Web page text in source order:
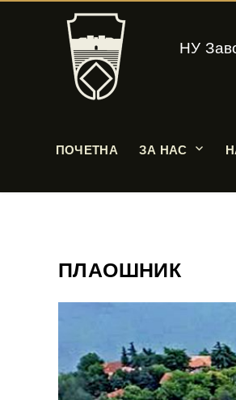
НУ
ПОЧЕТНА ЗА НАС
ПЛАОШНИК